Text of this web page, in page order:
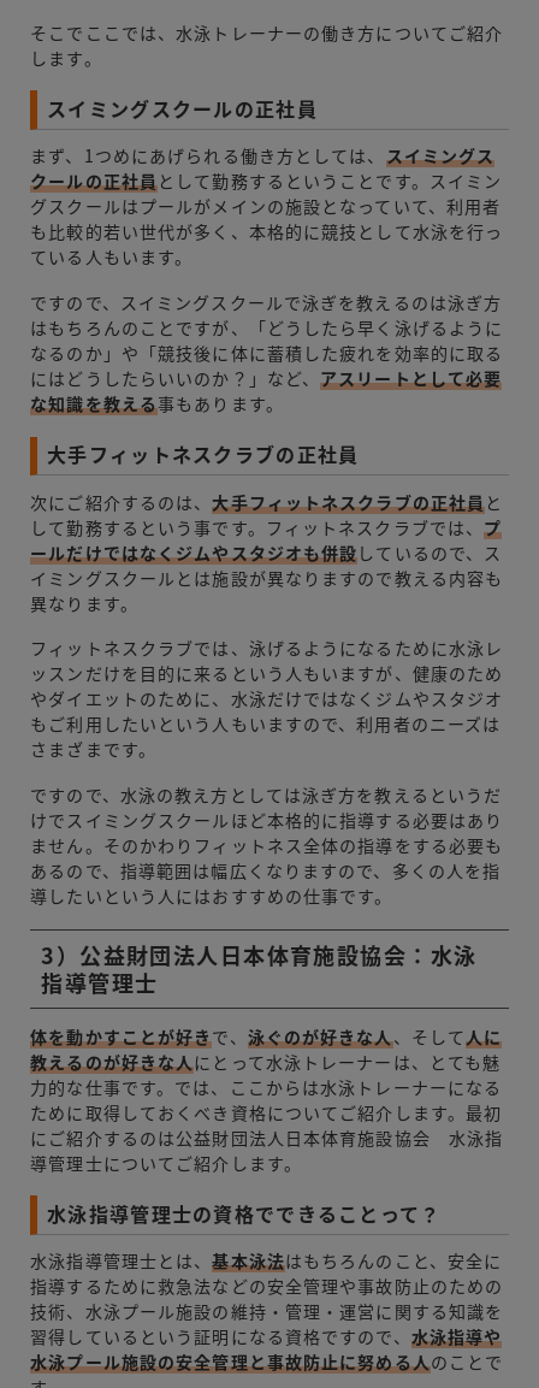
そこでここでは、水泳トレーナーの働き方についてご紹介
します。
スイミングスクールの正社員
まず、1つめにあげられる働き方としては、 スイミングス
クールの正社員として勤務するということです。スイミン
グスクールはプールがメインの施設となっていて、利用者
も比較的若い世代が多く、本格的に競技として水泳を行っ
ている人もいます。
ですので、スイミングスクールで泳ぎを教えるのは泳ぎ方
はもちろんのことですが、「どうしたら早く泳げるように
なるのか」や「競技後に体に蓄積した疲れを効率的に取る
にはどうしたらいいのか？」など、アスリートとして必要
な知識を教える事もあります。
大手フィットネスクラブの正社員
次にご紹介するのは、大手フィットネスクラブの正社員と
して勤務するという事です。フィットネスクラブでは、プ
ールだけではなくジムやスタジオも併設しているので、ス
イミングスクールとは施設が異なりますので教える内容も
異なります。
フィットネスクラブでは、泳げるようになるために水泳レ
ッスンだけを目的に来るという人もいますが、健康のため
やダイエットのために、水泳だけではなくジムやスタジオ
もご利用したいという人もいますので、利用者のニーズは
さまざまです。
ですので、水泳の教え方としては泳ぎ方を教えるというだ
けでスイミングスクールほど本格的に指導する必要はあり
ません。そのかわりフィットネス全体の指導をする必要も
あるので、指導範囲は幅広くなりますので、多くの人を指
導したいという人にはおすすめの仕事です。
3）公益財団法人日本体育施設協会：水泳
指導管理士
体を動かすことが好きで、 泳ぐのが好きな人、そして人に
教えるのが好きな人にとって水泳トレーナーは、とても魅
力的な仕事です。では、ここからは水泳トレーナーになる
ために取得しておくべき資格についてご紹介します。最初
にご紹介するのは公益財団法人日本体育施設協会 水泳指
導管理士についてご紹介します。
水泳指導管理士の資格でできることって？
水泳指導管理士とは、基本泳法はもちろんのこと、安全に
指導するために救急法などの安全管理や事故防止のための
技術、水泳プール施設の維持・管理・運営に関する知識を
習得しているという証明になる資格ですので、 水泳指導や
水泳プール施設の安全管理と事故防止に努める人のことで